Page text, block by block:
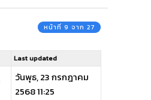
หน้าที่ 9 จาก 27
Last updated
วันพุธ, 23 กรกฎาคม
2568 11:25